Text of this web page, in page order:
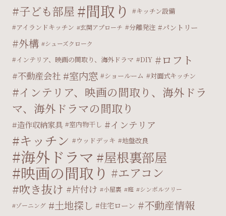
子ども部屋 間取り
キッチン設備
アイランドキッチン
玄関アプローチ 分離発注 パントリー
外構 シューズクローク
インテリア、映画の間取り、海外ドラマ DIY ロフト
不動産会社 室内窓 ショールーム 対面式キッチン
インテリア、映画の間取り、海外ドラ
マ、海外ドラマの間取り
造作収納家具 室内物干し インテリア
キッチン ウッドデッキ 地盤改良
海外ドラマ 屋根裏部屋
映画の間取り エアコン
吹き抜け 片付け 小屋裏 庭
シンボルツリー
ゾーニング
土地探し 住宅ローン 不動産情報